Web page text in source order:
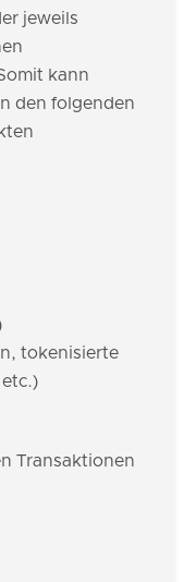
jeweils
kann
den folgenden
tokenisierte
Transaktionen